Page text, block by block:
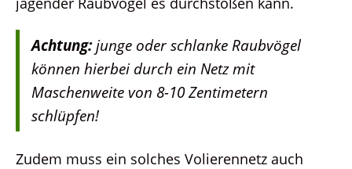
Achtung:junge oder schlanke Raubvögel
können hierbei durch ein Netz mit
Maschenweite von 8-10 Zentimetern
schlüpfen!
Zudem muss ein solches Volierennetz auch